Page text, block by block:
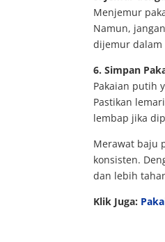
Menjemur
Namun,
dijemur dalam
6. Simpan
Pakaian putih
Pastikan
lembap jika
Merawat baju
konsisten.
dan lebih
Klik Juga: